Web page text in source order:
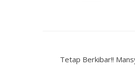
Tetap Berkibar!!